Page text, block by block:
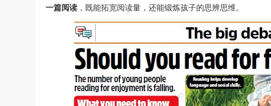
一篇阅读 ，既能拓宽阅读量，还能锻炼孩子的思辨思维。